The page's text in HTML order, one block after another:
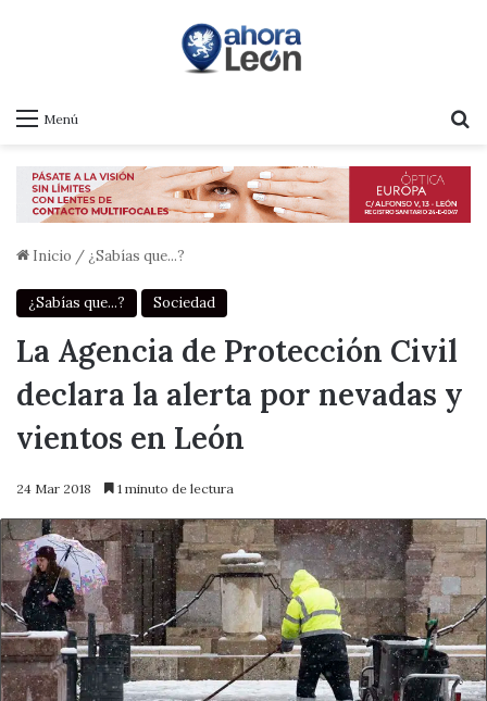
Menú
Inicio / ¿Sabías que...?
¿Sabías que...? Sociedad
La Agencia de Protección Civil
declara la alerta por nevadas y
vientos en León
24 Mar 2018 1 minuto de lectura